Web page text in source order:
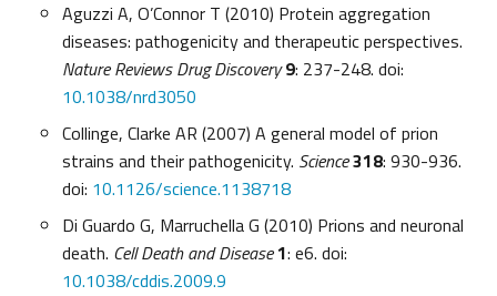
Aguzzi A, O’Connor T (2010) Protein aggregation
diseases: pathogenicity and therapeutic perspectives.
Nature Reviews Drug Discovery 9: 237-248. doi:
10.1038/nrd3050
Collinge, Clarke AR (2007) A general model of prion
strains and their pathogenicity. Science318: 930-936.
doi: 10.1126/science.1138718
Di Guardo G, Marruchella G (2010) Prions and neuronal
death. Cell Death and Disease1: e6. doi:
10.1038/cddis.2009.9